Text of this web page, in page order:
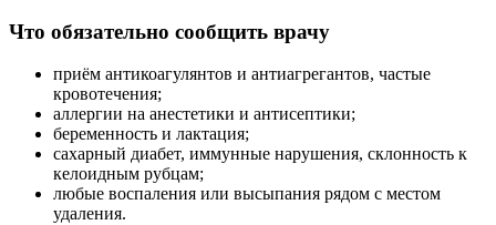
Что обязательно сообщить врачу
приём антикоагулянтов и антиагрегантов, частые
кровотечения;
аллергии на анестетики и антисептики;
беременность и лактация;
сахарный диабет, иммунные нарушения, склонность к
келоидным рубцам;
любые воспаления или высыпания рядом с местом
удаления.